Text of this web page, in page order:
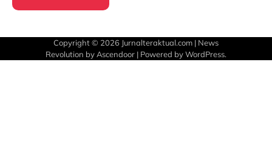
Copyright © 2026 Jurnalteraktual.com | News
Revolution by Ascendoor | Powered byWordPress.